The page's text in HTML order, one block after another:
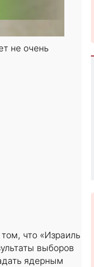
не очень
что «Израиль
выборов
ядерным